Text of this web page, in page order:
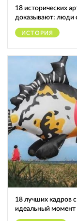
18 исторических
доказывают: люди
ИСТОРИЯ
18 лучших кадров
идеальный момент